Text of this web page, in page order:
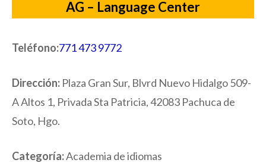
AG – Language Center
Teléfono:771 473 9772
Dirección: Plaza Gran Sur, Blvrd Nuevo Hidalgo 509-
A Altos 1, Privada Sta Patricia, 42083 Pachuca de
Soto, Hgo.
Categoría:Academia de idiomas